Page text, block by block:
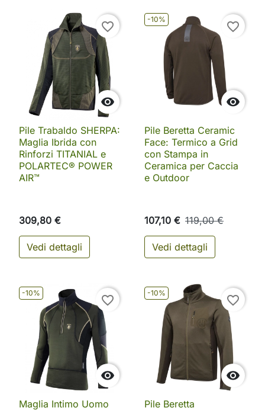

favorite_border
Pile Trabaldo SHERPA:
Maglia Ibrida con
Rinforzi TITANIAL e
POLARTEC® POWER
AIR™
309,80 €
Vedi dettagli
-10%

favorite_border
Pile Beretta Ceramic
Face: Termico a Grid
con Stampa in
Ceramica per Caccia
e Outdoor
107,10 € 119,00 €
Vedi dettagli
-10%

favorite_border
Maglia Intimo Uomo
-10%

favorite_border
Pile Beretta